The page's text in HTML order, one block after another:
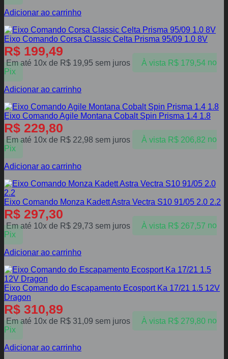
Adicionar ao carrinho
Eixo Comando Corsa Classic Celta Prisma 95/09 1.0 8V
R$ 199,49
Em até 10x de R$ 19,95 sem juros À vista R$179,54 no
Pix
Adicionar ao carrinho
Eixo Comando Agile Montana Cobalt Spin Prisma 1.4 1.8
R$ 229,80
Em até 10x de R$ 22,98 sem juros À vista R$206,82 no
Pix
Adicionar ao carrinho
Eixo Comando Monza Kadett Astra Vectra S10 91/05 2.0 2.2
R$ 297,30
Em até 10x de R$ 29,73 sem juros À vista R$267,57 no
Pix
Adicionar ao carrinho
Eixo Comando do Escapamento Ecosport Ka 17/21 1.5 12V
Dragon
R$ 310,89
Em até 10x de R$ 31,09 sem juros À vista R$279,80 no
Pix
Adicionar ao carrinho